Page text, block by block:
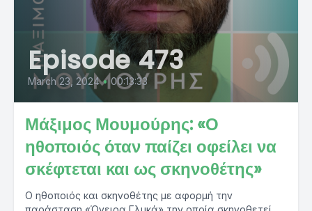
Episode 473
March 23, 2024 • 00:13:33
Μάξιμος Μουμούρης: «Ο
ηθοποιός όταν παίζει οφείλει να
σκέφτεται και ως σκηνοθέτης»
Ο ηθοποιός και σκηνοθέτης με αφορμή την